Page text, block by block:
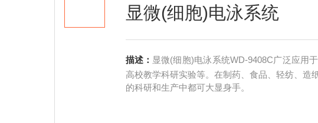
显微(细胞)电泳系统
描述： 显微(细胞)电泳系统WD-9408C广泛应用
高校教学科研实验等。在制药、食品、轻纺、造
的科研和生产中都可大显身手。